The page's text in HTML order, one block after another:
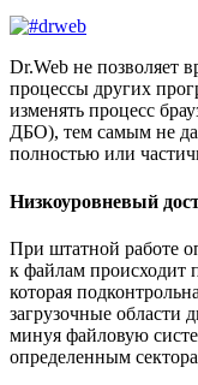
Dr.Web не позволяет
процессы других
изменять процесс
ДБО), тем самым не
полностью или
Низкоуровневый
При штатной работе
к файлам происходит
которая
загрузочные области
минуя файловую
определенным